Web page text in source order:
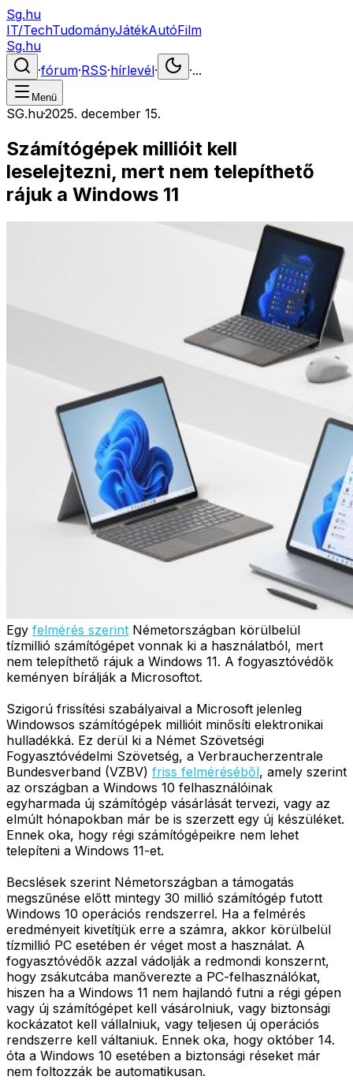
Sg.hu
IT/TechTudományJátékAutóFilm
Sg.hu
·fórum·RSS·hírlevél· ·...
Menü
SG.hu·2025. december 15.
Számítógépek millióit kell
leselejtezni, mert nem telepíthető
rájuk a Windows 11
Egy felmérés szerint Németországban körülbelül
tízmillió számítógépet vonnak ki a használatból, mert
nem telepíthető rájuk a Windows 11. A fogyasztóvédők
keményen bírálják a Microsoftot.
Szigorú frissítési szabályaival a Microsoft jelenleg
Windowsos számítógépek millióit minősíti elektronikai
hulladékká. Ez derül ki a Német Szövetségi
Fogyasztóvédelmi Szövetség, a Verbraucherzentrale
Bundesverband (VZBV) friss felméréséből, amely szerint
az országban a Windows 10 felhasználóinak
egyharmada új számítógép vásárlását tervezi, vagy az
elmúlt hónapokban már be is szerzett egy új készüléket.
Ennek oka, hogy régi számítógépeikre nem lehet
telepíteni a Windows 11-et.
Becslések szerint Németországban a támogatás
megszűnése előtt mintegy 30 millió számítógép futott
Windows 10 operációs rendszerrel. Ha a felmérés
eredményeit kivetítjük erre a számra, akkor körülbelül
tízmillió PC esetében ér véget most a használat. A
fogyasztóvédők azzal vádolják a redmondi konszernt,
hogy zsákutcába manőverezte a PC-felhasználókat,
hiszen ha a Windows 11 nem hajlandó futni a régi gépen
vagy új számítógépet kell vásárolniuk, vagy biztonsági
kockázatot kell vállalniuk, vagy teljesen új operációs
rendszerre kell váltaniuk. Ennek oka, hogy október 14.
óta a Windows 10 esetében a biztonsági réseket már
nem foltozzák be automatikusan.